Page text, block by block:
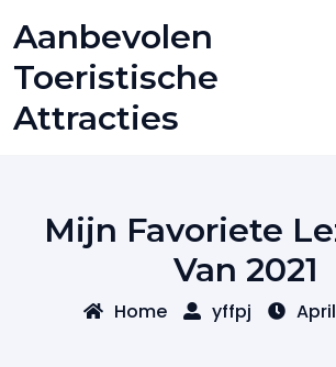
to
content
Aanbevolen
Toeristische
Attracties
Mijn Favoriete
Van 2021
Home yffpj